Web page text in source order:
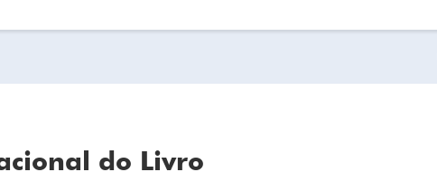
do Livro